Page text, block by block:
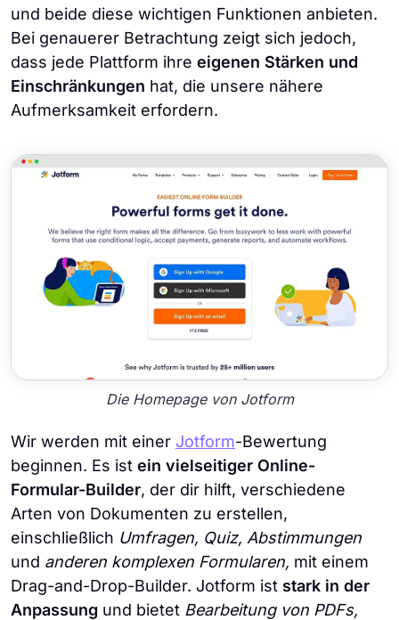
und beide diese wichtigen Funktionen anbieten.
Bei genauerer Betrachtung zeigt sich jedoch,
dass jede Plattform ihre eigenen Stärken und
Einschränkungen hat, die unsere nähere
Aufmerksamkeit erfordern.
Die Homepage von Jotform
Wir werden mit einer Jotform-Bewertung
beginnen. Es ist ein vielseitiger Online-
Formular-Builder, der dir hilft, verschiedene
Arten von Dokumenten zu erstellen,
einschließlich Umfragen, Quiz, Abstimmungen
und anderen komplexen Formularen, mit einem
Drag-and-Drop-Builder. Jotform ist stark in der
Anpassung und bietet Bearbeitung von PDFs,